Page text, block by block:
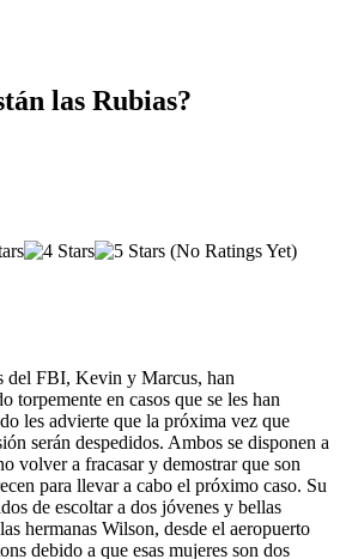
las Rubias?
(No Ratings Yet)
del FBI, Kevin y Marcus, han
torpemente en casos que se les han
les advierte que la próxima vez que
serán despedidos. Ambos se disponen a
volver a fracasar y demostrar que son
para llevar a cabo el próximo caso. Su
de escoltar a dos jóvenes y bellas
hermanas Wilson, desde el aeropuerto
debido a que esas mujeres son dos